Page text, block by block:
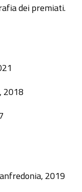
dei premiati.
2018
2019